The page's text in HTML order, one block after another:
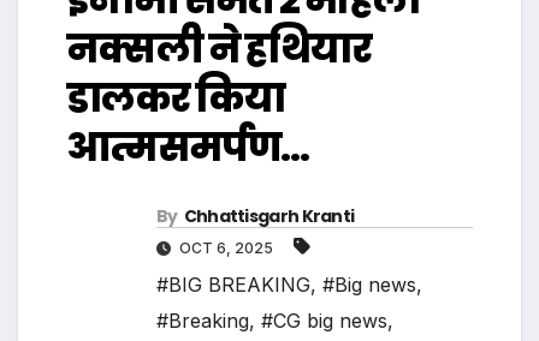
नक्सली ने हथियार
डालकर किया
आत्मसमर्पण…
By Chhattisgarh Kranti
OCT 6, 2025
#BIG BREAKING, #Big news,
#Breaking, #CG big news,